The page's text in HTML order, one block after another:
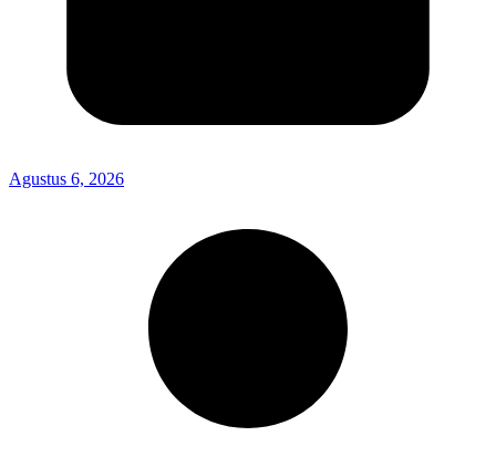
Agustus 6, 2026